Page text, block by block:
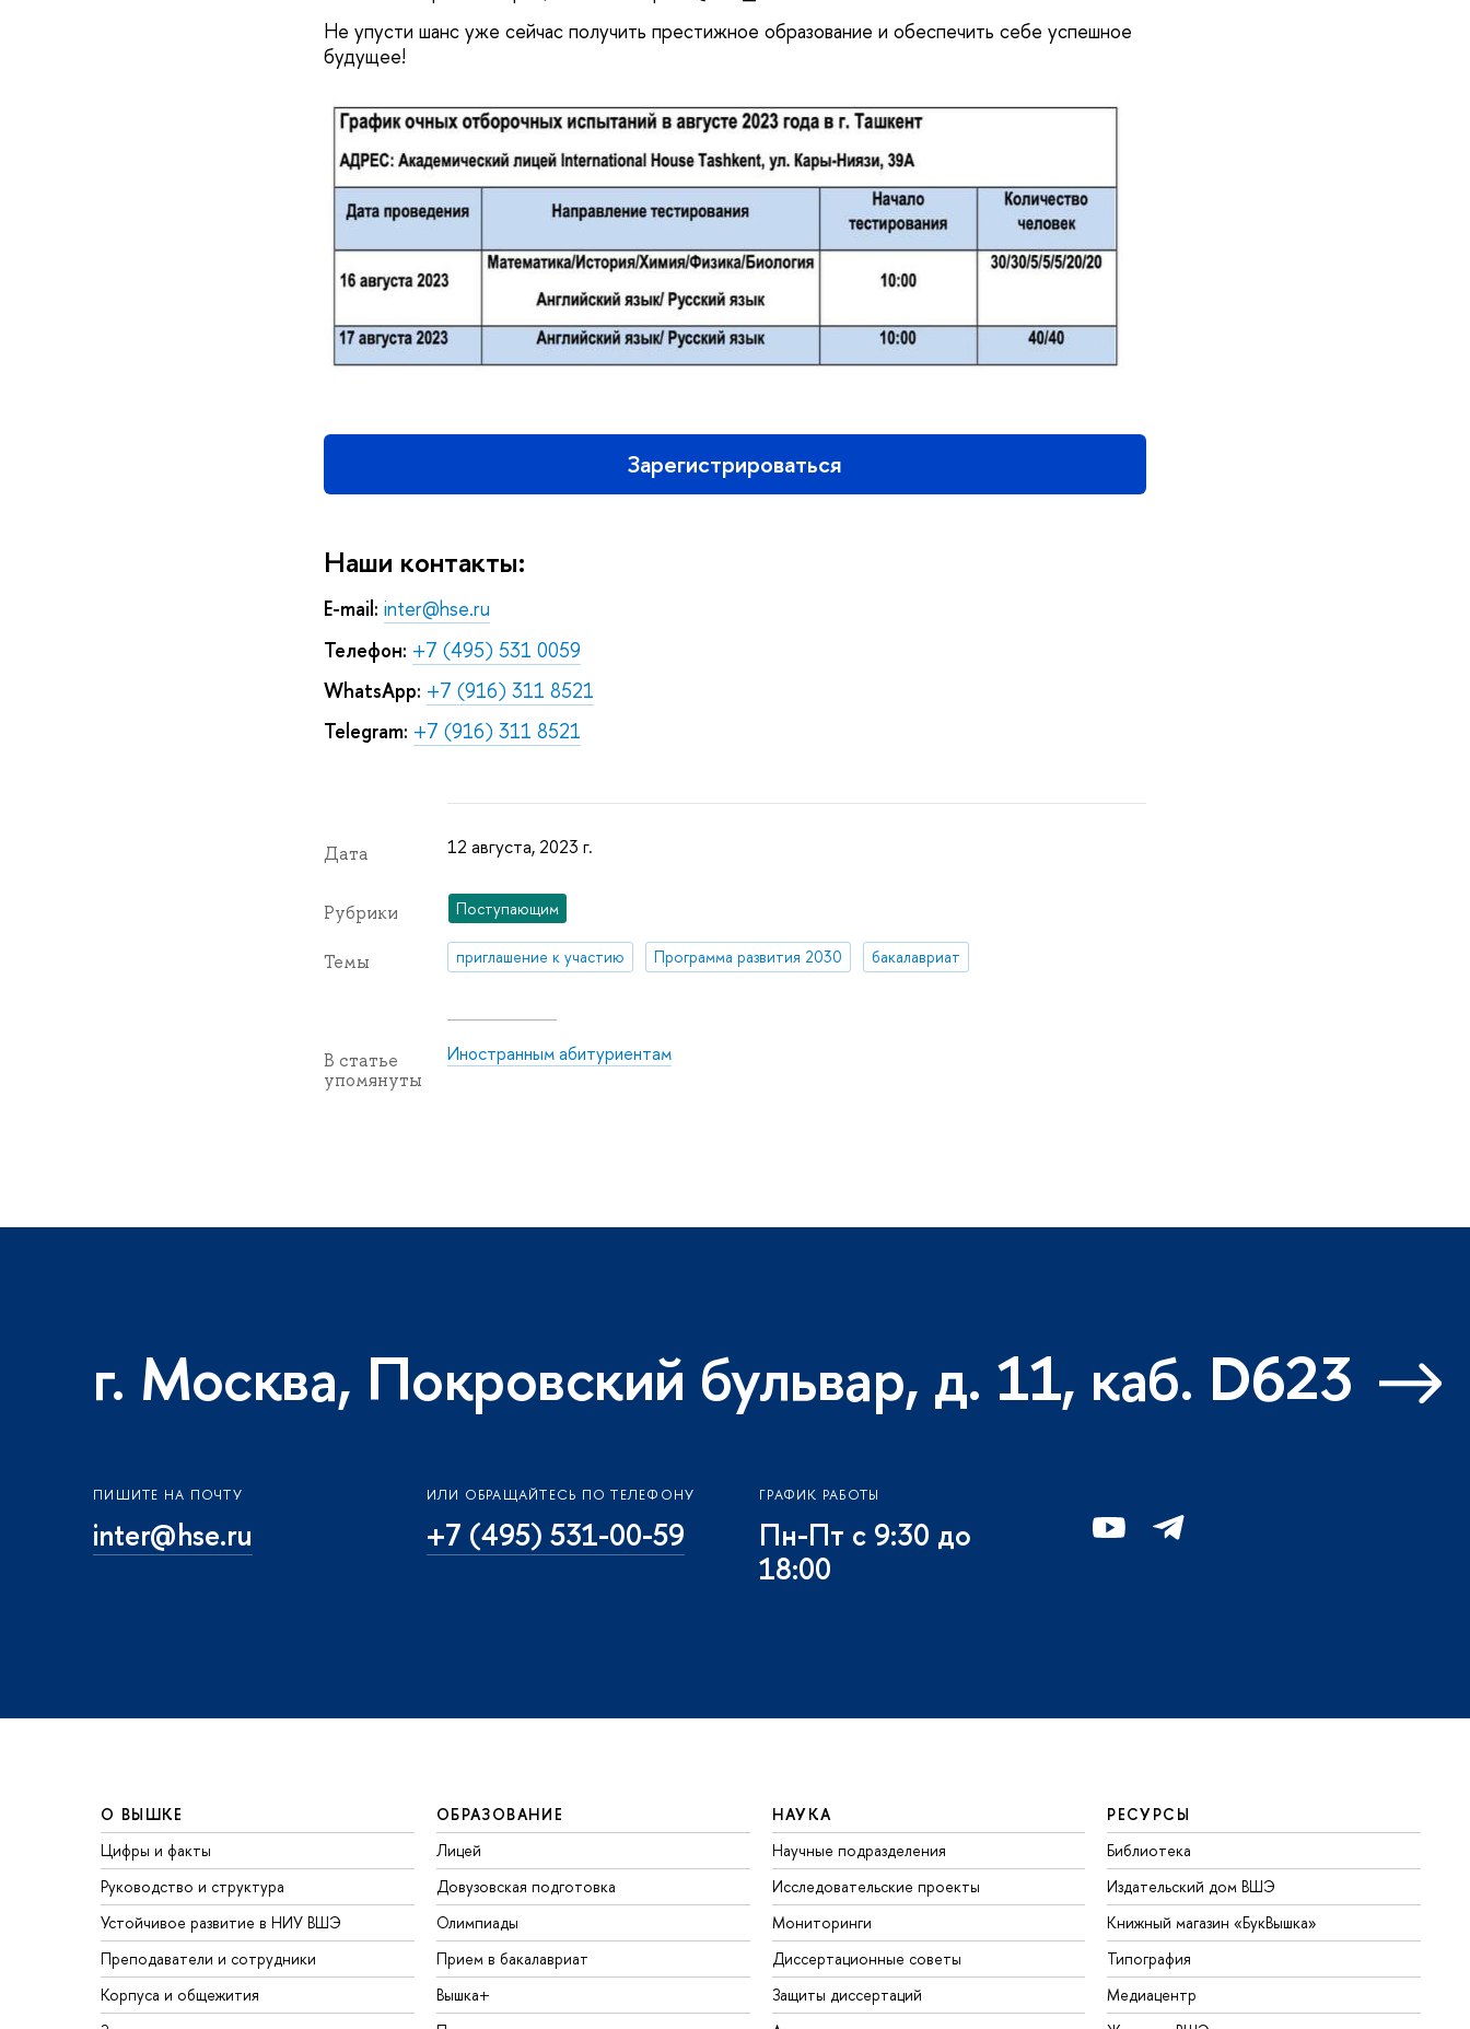
Не упусти шанс уже сейчас получить престижное образование и обеспечить себе успешное
будущее!
Зарегистрироваться
Наши контакты:
E-mail: inter@hse.ru
Телефон: +7 (495) 531 0059
WhatsApp: +7 (916) 311 8521
Telegram: +7 (916) 311 8521
Дата 12 августа, 2023 г.
Рубрики Поступающим
Темы приглашение к участию Программа развития 2030 бакалавриат
В статье
упомянуты
Иностранным абитуриентам
г. Москва, Покровский бульвар, д. 11, каб. D623
ПИШИТЕ НА ПОЧТУ
inter@hse.ru
ИЛИ ОБРАЩАЙТЕСЬ ПО ТЕЛЕФОНУ
+7 (495) 531-00-59
ГРАФИК РАБОТЫ
Пн-Пт с 9:30 до
18:00
О ВЫШКЕ
Цифры и факты
Руководство и структура
Устойчивое развитие в НИУ ВШЭ
Преподаватели и сотрудники
Корпуса и общежития
ОБРАЗОВАНИЕ
Лицей
Довузовская подготовка
Олимпиады
Прием в бакалавриат
Вышка+
НАУКА
Научные подразделения
Исследовательские проекты
Мониторинги
Диссертационные советы
Защиты диссертаций
РЕСУРСЫ
Библиотека
Издательский дом ВШЭ
Книжный магазин «БукВышка»
Типография
Медиацентр